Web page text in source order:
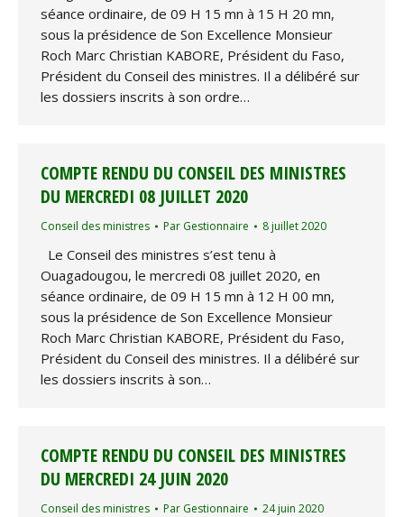
séance ordinaire, de 09 H 15 mn à 15 H 20 mn,
sous la présidence de Son Excellence Monsieur
Roch Marc Christian KABORE, Président du Faso,
Président du Conseil des ministres. Il a délibéré sur
les dossiers inscrits à son ordre…
COMPTE RENDU DU CONSEIL DES MINISTRES
DU MERCREDI 08 JUILLET 2020
Conseil des ministres Par Gestionnaire 8 juillet 2020
Le Conseil des ministres s’est tenu à
Ouagadougou, le mercredi 08 juillet 2020, en
séance ordinaire, de 09 H 15 mn à 12 H 00 mn,
sous la présidence de Son Excellence Monsieur
Roch Marc Christian KABORE, Président du Faso,
Président du Conseil des ministres. Il a délibéré sur
les dossiers inscrits à son…
COMPTE RENDU DU CONSEIL DES MINISTRES
DU MERCREDI 24 JUIN 2020
Conseil des ministres Par Gestionnaire 24 juin 2020